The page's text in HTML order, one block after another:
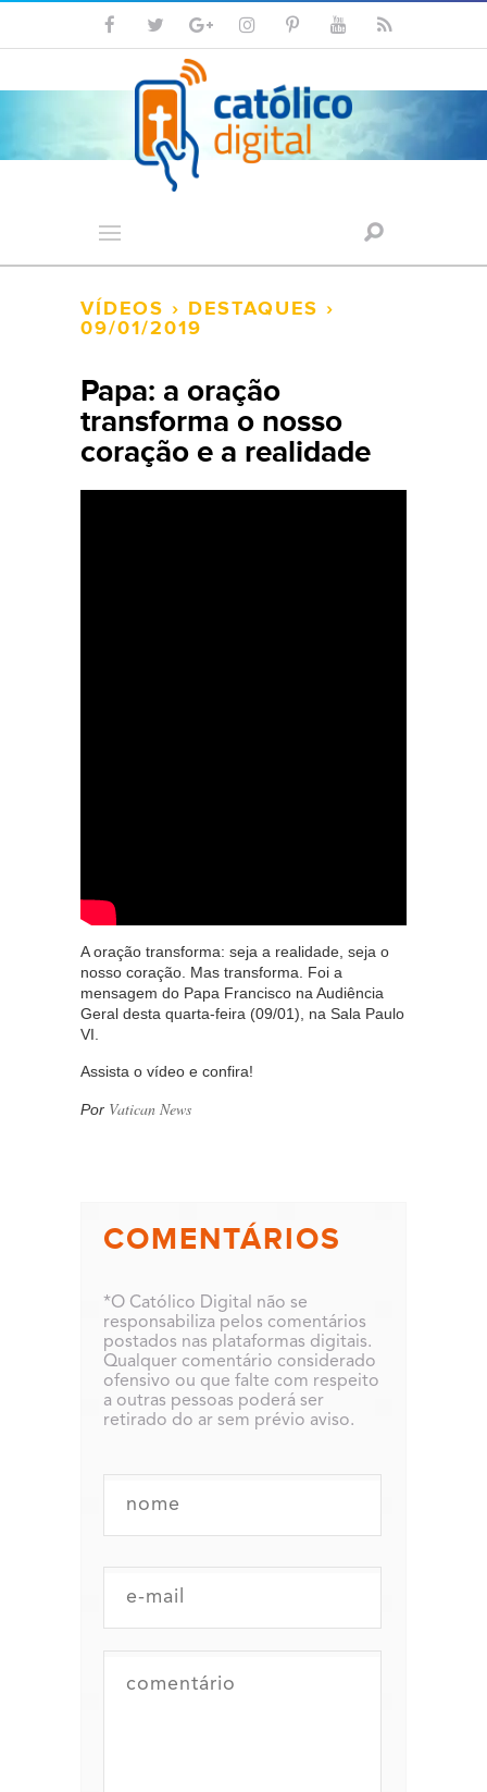
VÍDEOS › DESTAQUES ›
09/01/2019
Papa: a oração
transforma o nosso
coração e a realidade
A oração transforma: seja a realidade, seja o
nosso coração. Mas transforma. Foi a
mensagem do Papa Francisco na Audiência
Geral desta quarta-feira (09/01), na Sala Paulo
VI.
Assista o vídeo e confira!
Por Vatican News
COMENTÁRIOS
*O Católico Digital não se
responsabiliza pelos comentários
postados nas plataformas digitais.
Qualquer comentário considerado
ofensivo ou que falte com respeito
a outras pessoas poderá ser
retirado do ar sem prévio aviso.